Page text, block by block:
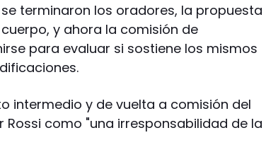
terminaron los oradores, la propuesta
y ahora la comisión de
para evaluar si sostiene los mismos
intermedio y de vuelta a comisión del
como "una irresponsabilidad de la